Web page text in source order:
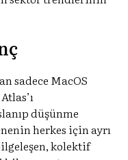
sadece MacOS
düşünme
herkes için ayrı
kolektif